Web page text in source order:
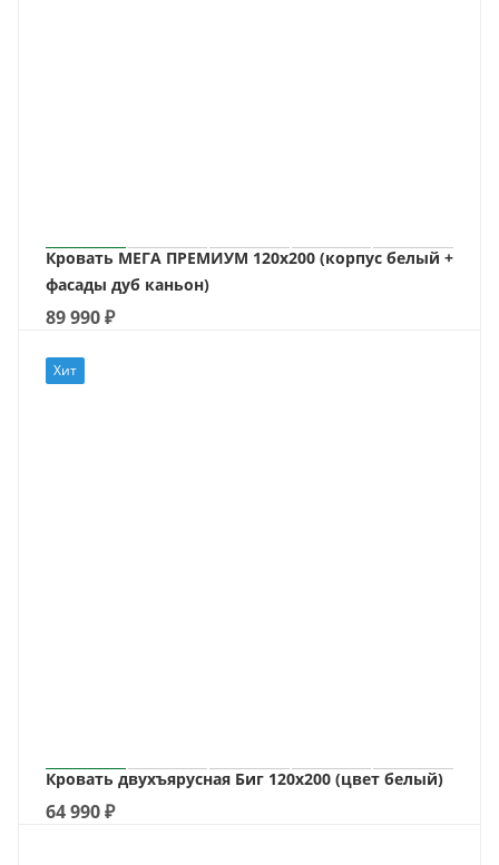
Кровать МЕГА ПРЕМИУМ 120х200 (корпус белый +
фасады дуб каньон)
89 990₽
Хит
Кровать двухъярусная Биг 120х200 (цвет белый)
64 990₽